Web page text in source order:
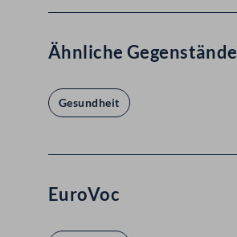
Ähnliche Gegenstände
Gesundheit
EuroVoc